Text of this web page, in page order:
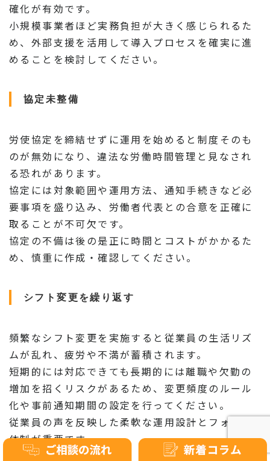
確化が有効です。
小規模事業者ほど実務負担が大きく感じられるた
め、外部支援を活用して導入プロセスを確実に進
めることを検討してください。
協定未整備
労使協定を締結せずに運用を始めると制度そのも
のが無効になり、違法な労働時間管理と見なされ
る恐れがあります。
協定には対象範囲や運用方法、通知手続きなど必
要事項を盛り込み、労働者代表との合意を正確に
取ることが不可欠です。
協定の不備は後の是正に時間とコストがかかるた
め、慎重に作成・確認してください。
シフト変更を繰り返す
頻繁なシフト変更を実施すると従業員の生活リズ
ムが乱れ、疲労や不満が蓄積されます。
短期的には対応できても長期的には離職や欠勤の
増加を招くリスクがあるため、変更頻度のルール
化や事前通知期間の設定を行ってください。
従業員の声を反映した柔軟な運用設計とフォロー
体制が重要です。